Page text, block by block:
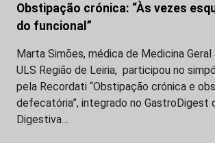
Obstipação crónica: “Às vezes
do funcional”
Marta Simões, médica de Medicina Geral
ULS Região de Leiria, participou no
pela Recordati “Obstipação crónica e
defecatória”, integrado no GastroDigest
Digestiva…